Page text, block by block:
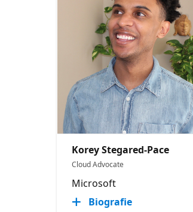
Korey Stegared-Pace
Cloud Advocate
Microsoft
Biografie